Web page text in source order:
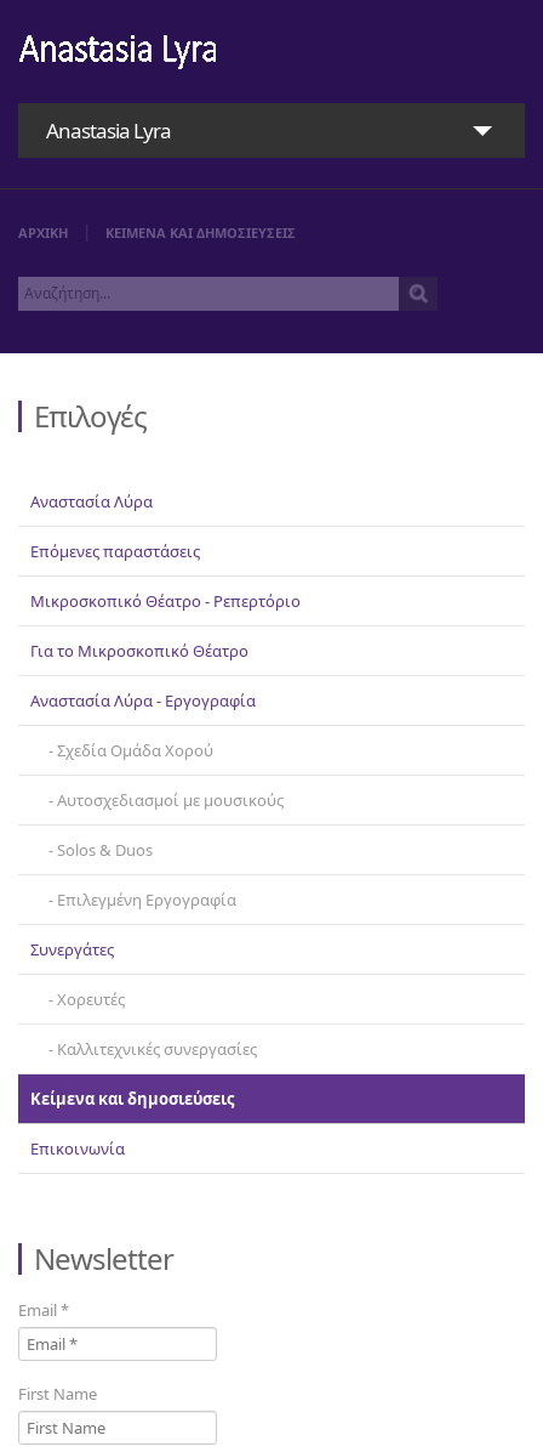
Anastasia Lyra
Αναστασία Λύρα
Επικοινωνία
ΑΡΧΙΚΗ ΚΕΙΜΕΝΑ ΚΑΙ ΔΗΜΟΣΙΕΥΣΕΙΣ
Επιλογές
Αναστασία Λύρα
Επόμενες παραστάσεις
Μικροσκοπικό Θέατρο - Ρεπερτόριο
Για το Μικροσκοπικό Θέατρο
Αναστασία Λύρα - Εργογραφία
Σχεδία Ομάδα Χορού
Αυτοσχεδιασμοί με μουσικούς
Solos & Duos
Επιλεγμένη Εργογραφία
Συνεργάτες
Χορευτές
Καλλιτεχνικές συνεργασίες
Κείμενα και δημοσιεύσεις
Επικοινωνία
Newsletter
Email*
First Name